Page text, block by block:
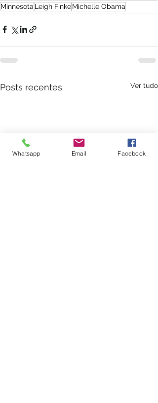
Minnesota Leigh FinkeMichelle Obama
Posts recentes Ver tudo
Whatsapp Email Facebook